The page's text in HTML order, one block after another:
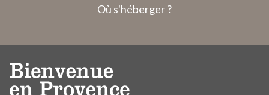
Où s'héberger ?